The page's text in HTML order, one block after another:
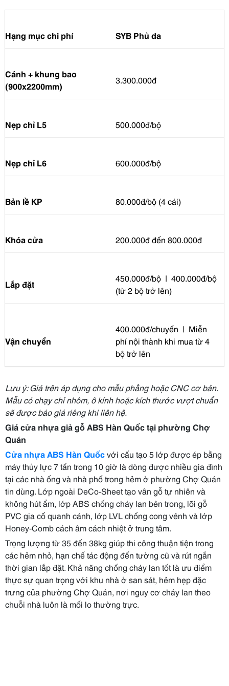
Hạng mục chi phí SYB Phủ da
Cánh + khung bao
(900x2200mm)
3.300.000đ
Nẹp chỉ L5 500.000đ/bộ
Nẹp chỉ L6 600.000đ/bộ
Bản lề KP 80.000đ/bộ (4 cái)
Khóa cửa 200.000đ đến 800.000đ
Lắp đặt
450.000đ/bộ | 400.000đ/bộ
(từ 2 bộ trở lên)
Vận chuyển
400.000đ/chuyến | Miễn
phí nội thành khi mua từ 4
bộ trở lên
Lưu ý: Giá trên áp dụng cho mẫu phẳng hoặc CNC cơ bản.
Mẫu có chạy chỉ nhôm, ô kính hoặc kích thước vượt chuẩn
sẽ được báo giá riêng khi liên hệ.
Giá cửa nhựa giả gỗ ABS Hàn Quốc tại phường Chợ
Quán
Cửa nhựa ABS Hàn Quốcvới cấu tạo 5 lớp được ép bằng
máy thủy lực 7 tấn trong 10 giờ là dòng được nhiều gia đình
tại các nhà ống và nhà phố trong hẻm ở phường Chợ Quán
tin dùng. Lớp ngoài DeCo-Sheet tạo vân gỗ tự nhiên và
không hút ẩm, lớp ABS chống cháy lan bên trong, lõi gỗ
PVC gia cố quanh cánh, lớp LVL chống cong vênh và lớp
Honey-Comb cách âm cách nhiệt ở trung tâm.
Trọng lượng từ 35 đến 38kg giúp thi công thuận tiện trong
các hẻm nhỏ, hạn chế tác động đến tường cũ và rút ngắn
thời gian lắp đặt. Khả năng chống cháy lan tốt là ưu điểm
thực sự quan trọng với khu nhà ở san sát, hẻm hẹp đặc
trưng của phường Chợ Quán, nơi nguy cơ cháy lan theo
chuỗi nhà luôn là mối lo thường trực.